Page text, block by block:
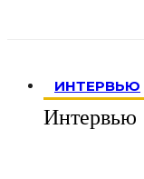
ИНТЕРВЬЮ
Интервью